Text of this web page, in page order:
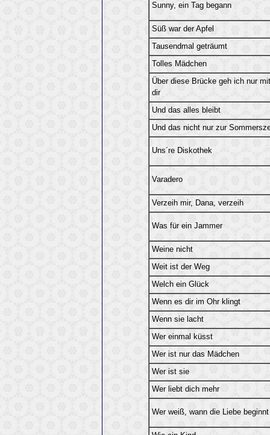
Sunny, ein Tag begann
Süß war der Apfel
Tausendmal geträumt
Tolles Mädchen
Über diese Brücke geh ich nur mit
dir
Und das alles bleibt
Und das nicht nur zur
Uns´re Diskothek
Varadero
Verzeih mir, Dana, verzeih
Was für ein Jammer
Weine nicht
Weit ist der Weg
Welch ein Glück
Wenn es dir im Ohr klingt
Wenn sie lacht
Wer einmal küsst
Wer ist nur das Mädchen
Wer ist sie
Wer liebt dich mehr
Wer weiß, wann die Liebe beginnt